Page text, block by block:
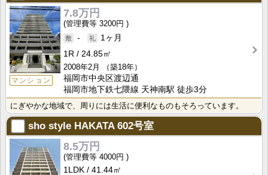
マンション
7.8万円
3200円
-
1ヶ月
1R
24.85㎡
2008年2月
（築18年）
福岡市中央区渡辺通
福岡市地下鉄七隈線 天神南駅 徒歩3分
にぎやかな地域で、周りには生活に便利なものもそろっています。
sho style HAKATA602号室
8.5万円
4000円
1LDK
41.44㎡